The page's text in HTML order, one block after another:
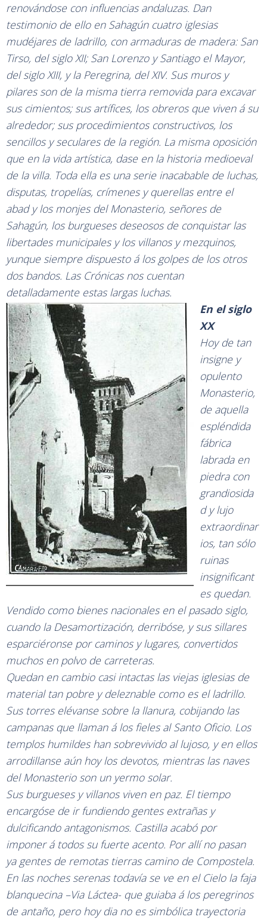
renovándose con influencias andaluzas. Dan
testimonio de ello en Sahagún cuatro iglesias
mudéjares de ladrillo, con armaduras de madera: San
Tirso, del siglo XII; San Lorenzo y Santiago el Mayor,
del siglo XIII, y la Peregrina, del XIV. Sus muros y
pilares son de la misma tierra removida para excavar
sus cimientos; sus artífices, los obreros que viven á su
alrededor; sus procedimientos constructivos, los
sencillos y seculares de la región. La misma oposición
que en la vida artística, dase en la historia medioeval
de la villa. Toda ella es una serie inacabable de luchas,
disputas, tropelías, crímenes y querellas entre el
abad y los monjes del Monasterio, señores de
Sahagún, los burgueses deseosos de conquistar las
libertades municipales y los villanos y mezquinos,
yunque siempre dispuesto á los golpes de los otros
dos bandos. Las Crónicas nos cuentan
detalladamente estas largas luchas.
En el siglo
XX
Hoy de tan
insigne y
opulento
Monasterio,
de aquella
espléndida
fábrica
labrada en
piedra con
grandiosida
d y lujo
extraordinar
ios, tan sólo
ruinas
insignificant
es quedan.
Vendido como bienes nacionales en el pasado siglo,
cuando la Desamortización, derribóse, y sus sillares
esparciéronse por caminos y lugares, convertidos
muchos en polvo de carreteras.
Quedan en cambio casi intactas las viejas iglesias de
material tan pobre y deleznable como es el ladrillo.
Sus torres elévanse sobre la llanura, cobijando las
campanas que llaman á los fieles al Santo Oficio. Los
templos humildes han sobrevivido al lujoso, y en ellos
arrodillanse aún hoy los devotos, mientras las naves
del Monasterio son un yermo solar.
Sus burgueses y villanos viven en paz. El tiempo
encargóse de ir fundiendo gentes extrañas y
dulcificando antagonismos. Castilla acabó por
imponer á todos su fuerte acento. Por allí no pasan
ya gentes de remotas tierras camino de Compostela.
En las noches serenas todavía se ve en el Cielo la faja
blanquecina –Via Láctea- que guiaba á los peregrinos
de antaño, pero hoy dia no es simbólica trayectoria